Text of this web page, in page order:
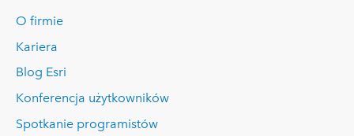
O firmie
Kariera
Blog Esri
Konferencja użytkowników
Spotkanie programistów